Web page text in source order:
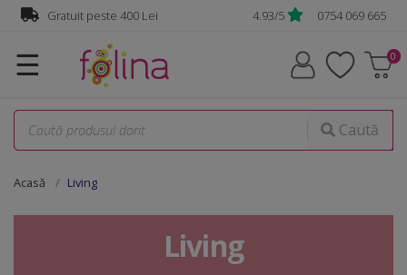
Gratuit peste 400 Lei 4.93/5 0754 069 665
☰
Caută
Acasă Living
Living